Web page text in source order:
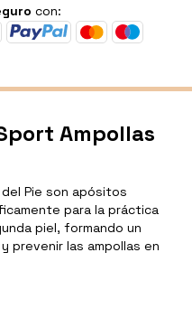
con:
Ampollas
Pie son apósitos
para la práctica
piel, formando un
prevenir las ampollas en